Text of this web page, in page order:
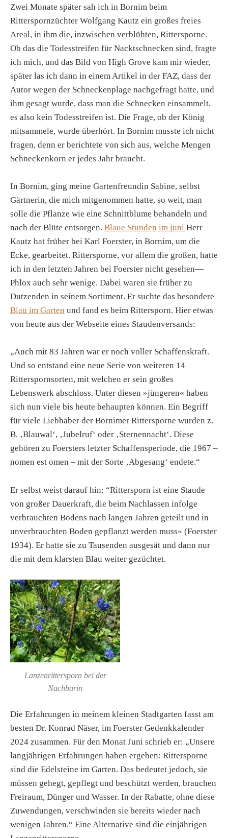
Zwei Monate später sah ich in Bornim beim
Ritterspornzüchter Wolfgang Kautz ein großes freies
Areal, in ihm die, inzwischen verblühten, Rittersporne.
Ob das die Todesstreifen für Nacktschnecken sind, fragte
ich mich, und das Bild von High Grove kam mir wieder,
später las ich dann in einem Artikel in der FAZ, dass der
Autor wegen der Schneckenplage nachgefragt hatte, und
ihm gesagt wurde, dass man die Schnecken einsammelt,
es also kein Todesstreifen ist. Die Frage, ob der König
mitsammele, wurde überhört. In Bornim musste ich nicht
fragen, denn er berichtete von sich aus, welche Mengen
Schneckenkorn er jedes Jahr braucht.
In Bornim, ging meine Gartenfreundin Sabine, selbst
Gärtnerin, die mich mitgenommen hatte, so weit, man
solle die Pflanze wie eine Schnittblume behandeln und
nach der Blüte entsorgen. Blaue Stunden im juni Herr
Kautz hat früher bei Karl Foerster, in Bornim, um die
Ecke, gearbeitet. Rittersporne, vor allem die großen, hatte
ich in den letzten Jahren bei Foerster nicht gesehen—
Phlox auch sehr wenige. Dabei waren sie früher zu
Dutzenden in seinem Sortiment. Er suchte das besondere
Blau im Garten und fand es beim Rittersporn. Hier etwas
von heute aus der Webseite eines Staudenversands:
„Auch mit 83 Jahren war er noch voller Schaffenskraft.
Und so entstand eine neue Serie von weiteren 14
Ritterspornsorten, mit welchen er sein großes
Lebenswerk abschloss. Unter diesen »jüngeren« haben
sich nun viele bis heute behaupten können. Ein Begriff
für viele Liebhaber der Bornimer Rittersporne wurden z.
B. ‚Blauwal‘, ‚Jubelruf‘ oder ‚Sternennacht‘. Diese
gehören zu Foersters letzter Schaffensperiode, die 1967 –
nomen est omen – mit der Sorte ‚Abgesang‘ endete.“
Er selbst weist darauf hin: “Rittersporn ist eine Staude
von großer Dauerkraft, die beim Nachlassen infolge
verbrauchten Bodens nach langen Jahren geteilt und in
unverbrauchten Boden gepflanzt werden muss« (Foerster
1934). Er hatte sie zu Tausenden ausgesät und dann nur
die mit dem klarsten Blau weiter gezüchtet.
Lanzenrittersporn bei der
Nachbarin
Die Erfahrungen in meinem kleinen Stadtgarten fasst am
besten Dr. Konrad Näser, im Foerster Gedenkkalender
2024 zusammen. Für den Monat Juni schrieb er: „Unsere
langjährigen Erfahrungen haben ergeben: Rittersporne
sind die Edelsteine im Garten. Das bedeutet jedoch, sie
müssen gehegt, gepflegt und beschützt werden, brauchen
Freiraum, Dünger und Wasser. In der Rabatte, ohne diese
Zuwendungen, verschwinden sie bereits wieder nach
wenigen Jahren.“ Eine Alternative sind die einjährigen